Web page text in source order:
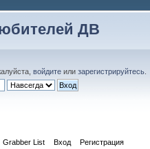
ДВ
войдите или зарегистрируйтесь
Grabber List Вход Регистрация